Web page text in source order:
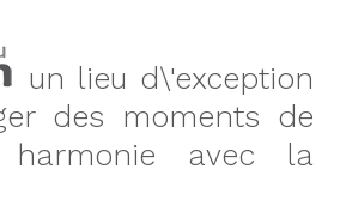
un lieu d\'exception
des moments de
avec la